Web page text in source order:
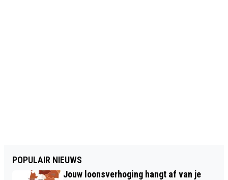
POPULAIR NIEUWS
Jouw loonsverhoging hangt af van je